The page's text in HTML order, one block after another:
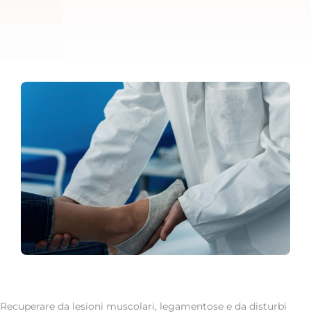
Recuperare da lesioni muscolari, legamentose e da disturbi